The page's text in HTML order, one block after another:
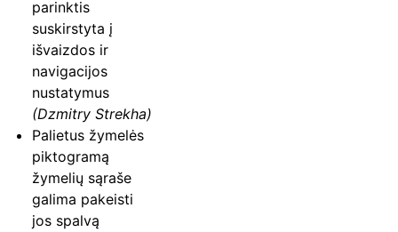
parinktis
suskirstyta į
išvaizdos ir
navigacijos
nustatymus
(Dzmitry Strekha)
Palietus žymelės
piktogramą
žymelių sąraše
galima pakeisti
jos spalvą